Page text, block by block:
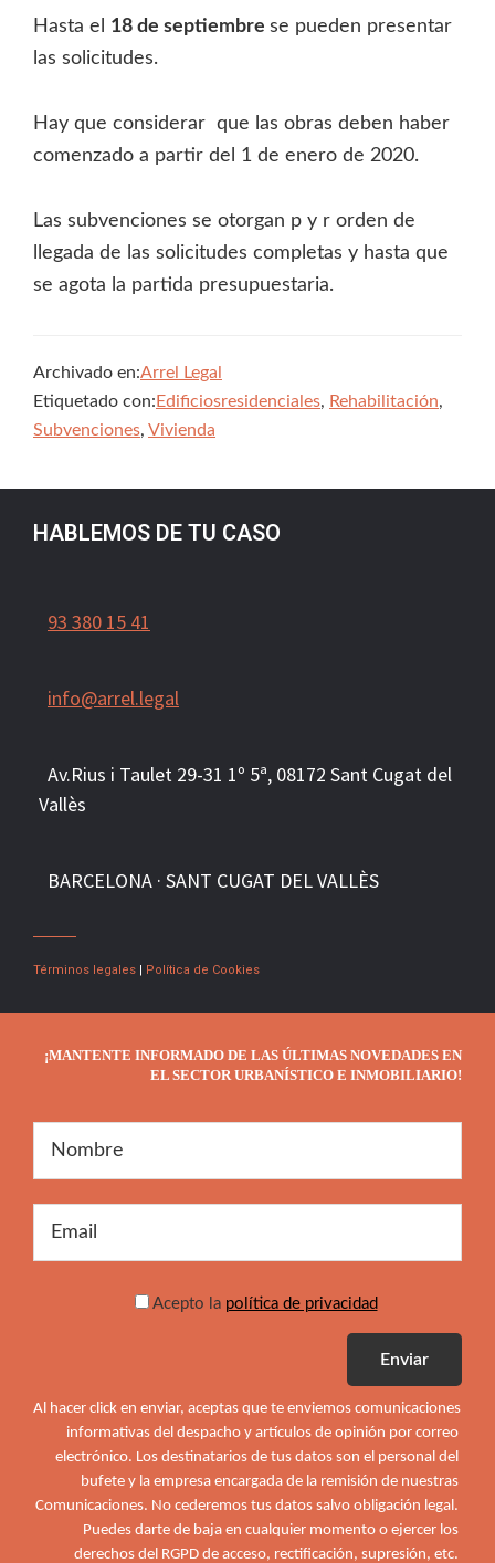
Hasta el 18 de septiembre se pueden presentar
las solicitudes.
Hay que considerar que las obras deben haber
comenzado a partir del 1 de enero de 2020.
Las subvenciones se otorgan p y r orden de
llegada de las solicitudes completas y hasta que
se agota la partida presupuestaria.
Archivado en:Arrel Legal
Etiquetado con: Edificiosresidenciales, Rehabilitación,
Subvenciones, Vivienda
HABLEMOS DE TU CASO
93 380 15 41
info@arrel.legal
Av.Rius i Taulet 29-31 1º 5ª, 08172 Sant Cugat del
Vallès
BARCELONA · SANT CUGAT DEL VALLÈS
Términos legales Política de Cookies
¡MANTENTE INFORMADO DE LAS ÚLTIMAS NOVEDADES EN
EL SECTOR URBANÍSTICO E INMOBILIARIO!
Acepto la política de privacidad
Al hacer click en enviar, aceptas que te enviemos comunicaciones
informativas del despacho y artículos de opinión por correo
electrónico. Los destinatarios de tus datos son el personal del
bufete y la empresa encargada de la remisión de nuestras
Comunicaciones. No cederemos tus datos salvo obligación legal.
Puedes darte de baja en cualquier momento o ejercer los
derechos del RGPD de acceso, rectificación, supresión, etc.